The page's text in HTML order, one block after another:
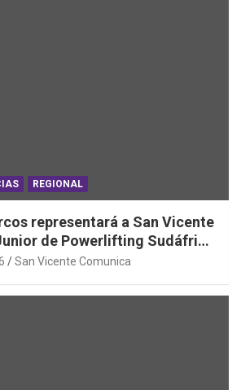
REGIONAL
representará a San Vicente
de Powerlifting Sudáfrica
San Vicente Comunica